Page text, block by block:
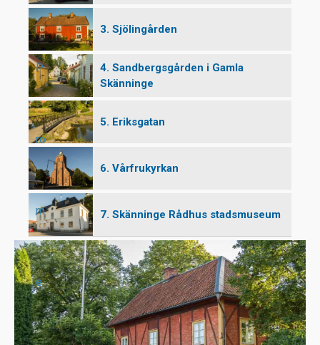
P
ro
m
e
3. Sjölingården
4. Sandbergsgården i Gamla
Skänninge
5. Eriksgatan
6. Vårfrukyrkan
7. Skänninge Rådhus stadsmuseum